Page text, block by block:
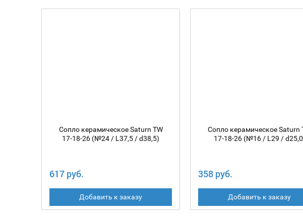
Сопло керамическое Saturn TW
17-18-26 (№24 / L37,5 / d38,5)
617 руб.
Добавить к заказу
Сопло керамическое Saturn
17-18-26 (№16 / L29 /
358 руб.
Добавить к заказу